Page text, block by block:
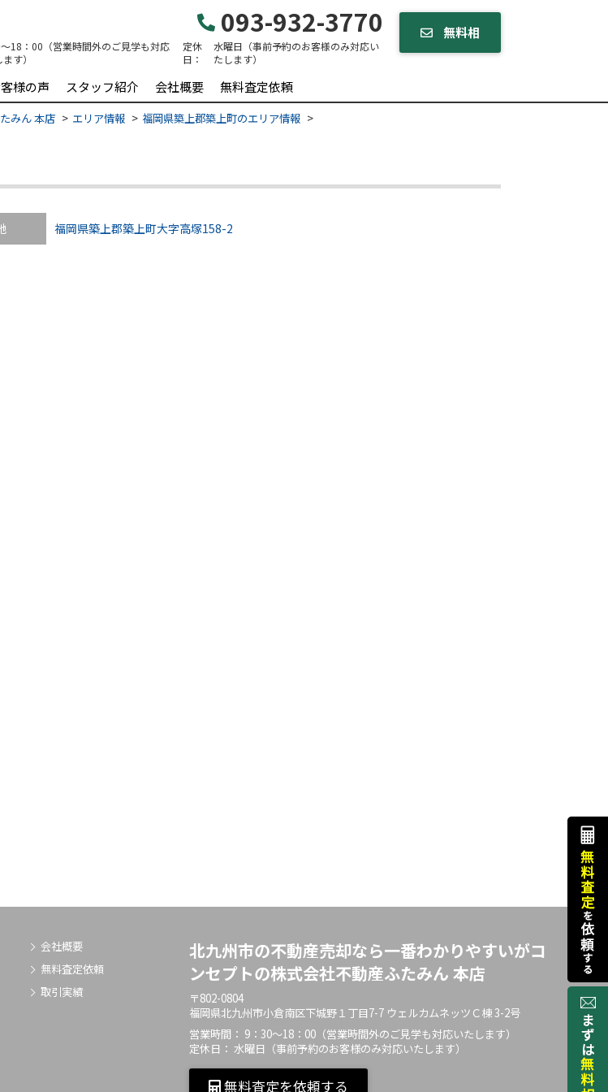
093-932-3770
18：00（営業時間外のご見学も対応
す）
定休
日：
水曜日（事前予約のお客様のみ対応い
たします）
無料相
様の声 スタッフ紹介 会社概要 無料査定依頼
みん 本店 エリア情報
福岡県築上郡築上町のエリア情報
福岡県築上郡築上町大字高塚158-2
会社概要
無料査定依頼
取引実績
北九州市の不動産売却なら一番わかりやすいがコ
ンセプトの株式会社不動産ふたみん 本店
〒802-0804
福岡県北九州市小倉南区下城野１丁目7-7 ウェルカムネッツＣ棟 3-2号
営業時間： 9：30～18：00（営業時間外のご見学も対応いたします）
定休日： 水曜日（事前予約のお客様のみ対応いたします）
無料査定を依頼する